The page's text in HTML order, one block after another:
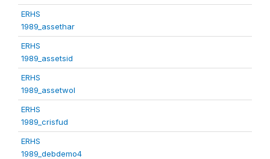
ERHS
1989_assethar
ERHS
1989_assetsid
ERHS
1989_assetwol
ERHS
1989_crisfud
ERHS
1989_debdemo4